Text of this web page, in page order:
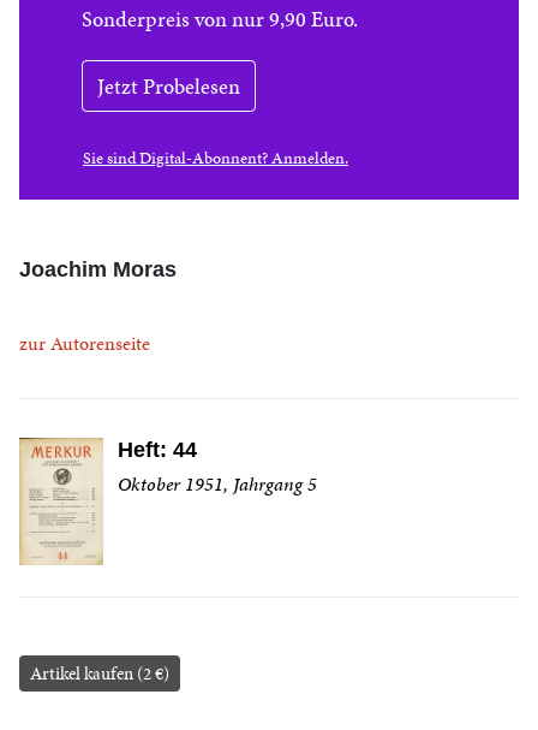
Sonderpreis von nur 9,90 Euro.
Jetzt Probelesen
Sie sind Digital-Abonnent? Anmelden.
Joachim Moras
zur Autorenseite
Heft: 44
Oktober 1951, Jahrgang 5
Artikel kaufen (2 €)